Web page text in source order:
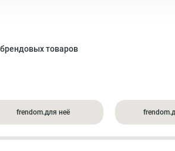
товаров
frendom.для неё